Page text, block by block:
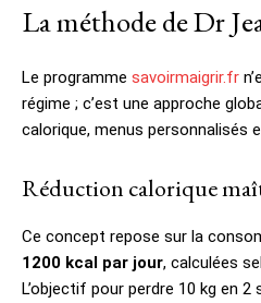
La méthode de Dr
Le programme savoirmaigrir.fr
régime ; c’est une approche
calorique, menus personnalisés
Réduction calorique
Ce concept repose sur la
1200 kcal par jour, calculées
L’objectif pour perdre 10 kg en 2